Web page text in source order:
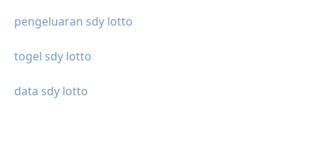
pengeluaran sdy lotto
togel sdy lotto
data sdy lotto